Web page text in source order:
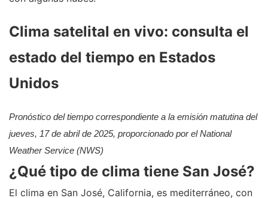
Clima satelital en vivo: consulta el
estado del tiempo en Estados
Unidos
Pronóstico del tiempo correspondiente a la emisión matutina del
jueves, 17 de abril de 2025, proporcionado por el National
Weather Service (NWS)
¿Qué tipo de clima tiene San José?
El clima en San José, California, es mediterráneo, con